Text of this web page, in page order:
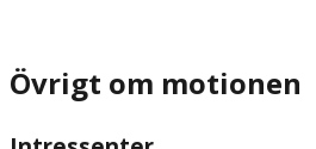
Övrigt om motionen